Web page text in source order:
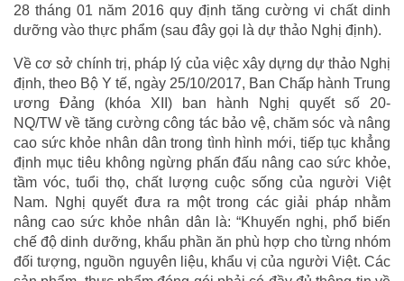
28 tháng 01 năm 2016 quy định tăng cường vi chất dinh
dưỡng vào thực phẩm (sau đây gọi là dự thảo Nghị định).
Về cơ sở chính trị, pháp lý của việc xây dựng dự thảo Nghị
định, theo Bộ Y tế, ngày 25/10/2017, Ban Chấp hành Trung
ương Đảng (khóa XII) ban hành Nghị quyết số 20-
NQ/TW về tăng cường công tác bảo vệ, chăm sóc và nâng
cao sức khỏe nhân dân trong tình hình mới, tiếp tục khẳng
định mục tiêu không ngừng phấn đấu nâng cao sức khỏe,
tầm vóc, tuổi thọ, chất lượng cuộc sống của người Việt
Nam. Nghị quyết đưa ra một trong các giải pháp nhằm
nâng cao sức khỏe nhân dân là: “Khuyến nghị, phổ biến
chế độ dinh dưỡng, khẩu phần ăn phù hợp cho từng nhóm
đối tượng, nguồn nguyên liệu, khẩu vị của người Việt. Các